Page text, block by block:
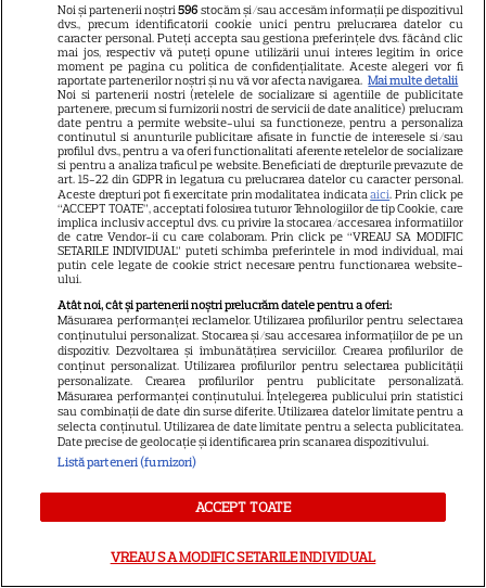
VEZIFOTO POZA7 / 9
Din păcate, în 2019, vestea divorțului lor a
CLOSE
Noi și partenerii noștri596 stocăm și/sau accesăm informații pe dispozitivul
dvs., precum identificatorii cookie unici pentru prelucrarea datelor cu
caracter personal. Puteți accepta sau gestiona preferințele dvs. făcând clic
mai jos, respectiv vă puteți opune utilizării unui interes legitim în orice
moment pe pagina cu politica de confidențialitate. Aceste alegeri vor fi
raportate partenerilor noștri și nu vă vor afecta navigarea. Mai multe detalii
Noi si partenerii nostri (retelele de socializare si agentiile de publicitate
partenere, precum si furnizorii nostri de servicii de date analitice) prelucram
date pentru a permite website-ului sa functioneze, pentru a personaliza
continutul si anunturile publicitare afisate in functie de interesele si/sau
profilul dvs., pentru a va oferi functionalitati aferente retelelor de socializare
si pentru a analiza traficul pe website. Beneficiati de drepturile prevazute de
art. 15-22 din GDPR in legatura cu prelucrarea datelor cu caracter personal.
Aceste drepturi pot fi exercitate prin modalitatea indicataaici. Prin click pe
“ACCEPT TOATE”, acceptati folosirea tuturor Tehnologiilor de tip Cookie, care
implica inclusiv acceptul dvs. cu privire la stocarea/accesarea informatiilor
de catre Vendor-ii cu care colaboram. Prin click pe “VREAU SA MODIFIC
SETARILE INDIVIDUAL” puteti schimba preferintele in mod individual, mai
putin cele legate de cookie strict necesare pentru functionarea website-
ului.
Atât noi, cât și partenerii noștri prelucrăm datele pentru a oferi:
Măsurarea performanței reclamelor. Utilizarea profilurilor pentru selectarea
conținutului personalizat. Stocarea și/sau accesarea informațiilor de pe un
dispozitiv. Dezvoltarea și îmbunătățirea serviciilor. Crearea profilurilor de
conținut personalizat. Utilizarea profilurilor pentru selectarea publicității
personalizate. Crearea profilurilor pentru publicitate personalizată.
Măsurarea performanței conținutului. Înțelegerea publicului prin statistici
sau combinații de date din surse diferite. Utilizarea datelor limitate pentru a
selecta conținutul. Utilizarea de date limitate pentru a selecta publicitatea.
Date precise de geolocație și identificarea prin scanarea dispozitivului.
Listă parteneri (furnizori)
ACCEPT TOATE
VREAU SA MODIFIC SETARILE INDIVIDUAL